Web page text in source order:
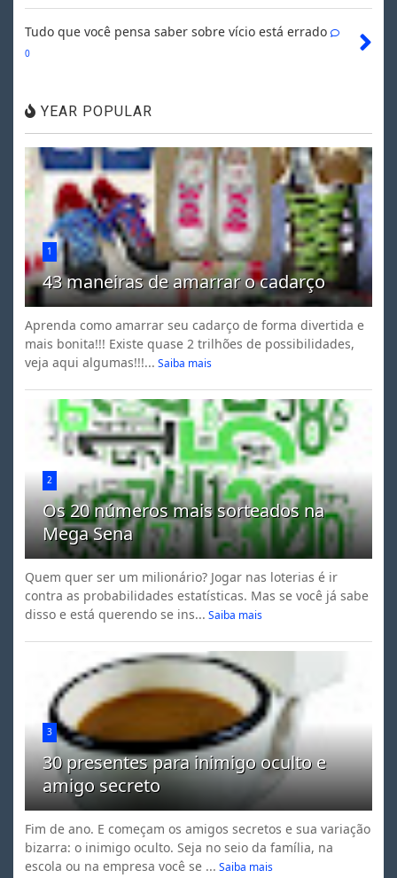
Tudo que você pensa saber sobre vício está errado
0
YEAR POPULAR
1
43 maneiras de amarrar o cadarço
Aprenda como amarrar seu cadarço de forma divertida e
mais bonita!!! Existe quase 2 trilhões de possibilidades,
veja aqui algumas!!!... Saiba mais
2
Os 20 números mais sorteados na
Mega Sena
Quem quer ser um milionário? Jogar nas loterias é ir
contra as probabilidades estatísticas. Mas se você já sabe
disso e está querendo se ins... Saiba mais
3
30 presentes para inimigo oculto e
amigo secreto
Fim de ano. E começam os amigos secretos e sua variação
bizarra: o inimigo oculto. Seja no seio da família, na
escola ou na empresa você se ... Saiba mais